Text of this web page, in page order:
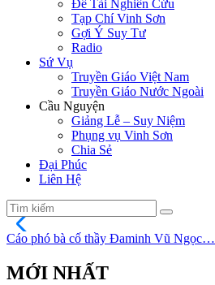
Đề Tài Nghiên Cứu
Tạp Chí Vinh Sơn
Gợi Ý Suy Tư
Radio
Sứ Vụ
Truyền Giáo Việt Nam
Truyền Giáo Nước Ngoài
Cầu Nguyện
Giảng Lễ – Suy Niệm
Phụng vụ Vinh Sơn
Chia Sẻ
Đại Phúc
Liên Hệ
Cáo phó bà cố thầy Đaminh Vũ Ngọc…
MỚI NHẤT